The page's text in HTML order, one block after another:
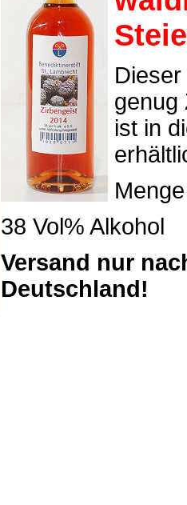
genug
ist in
38 Vol% Alkohol
Versand nur
Deutschland!